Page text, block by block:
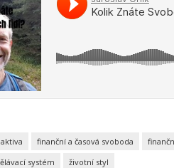
finanční a časová svoboda
systém životní styl